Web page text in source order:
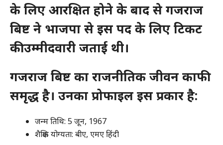
के लिए आरक्षित होने के बाद से गजराज
बिष्ट ने भाजपा से इस पद के लिए टिकट
की उम्मीदवारी जताई थी।
गजराज बिष्ट का राजनीतिक जीवन काफी
समृद्ध है। उनका प्रोफाइल इस प्रकार है:
जन्म तिथि: 5 जून, 1967
शैक्षिक योग्यता: बीए, एमए हिंदी